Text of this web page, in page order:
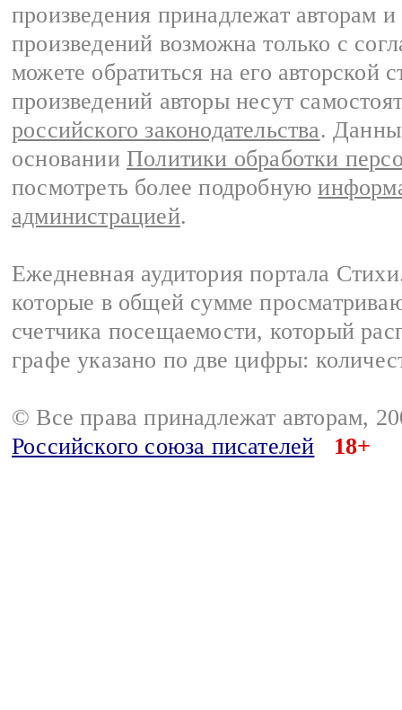
произведения принадлежат авторам
произведений возможна только с
можете обратиться на его авторской
произведений авторы несут
российского законодательства.
основании Политики обработки
посмотреть более подробную
администрацией.
Ежедневная аудитория портала
которые в общей сумме
счетчика посещаемости, который
графе указано по две цифры:
© Все права принадлежат авторам,
Российского союза писателей
18+